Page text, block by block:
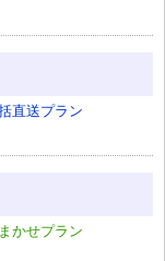
直送プラン
かせプラン